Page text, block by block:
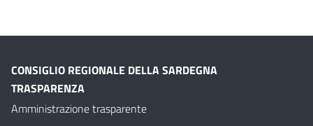
CONSIGLIO REGIONALE DELLA SARDEGNA
TRASPARENZA
Amministrazione trasparente